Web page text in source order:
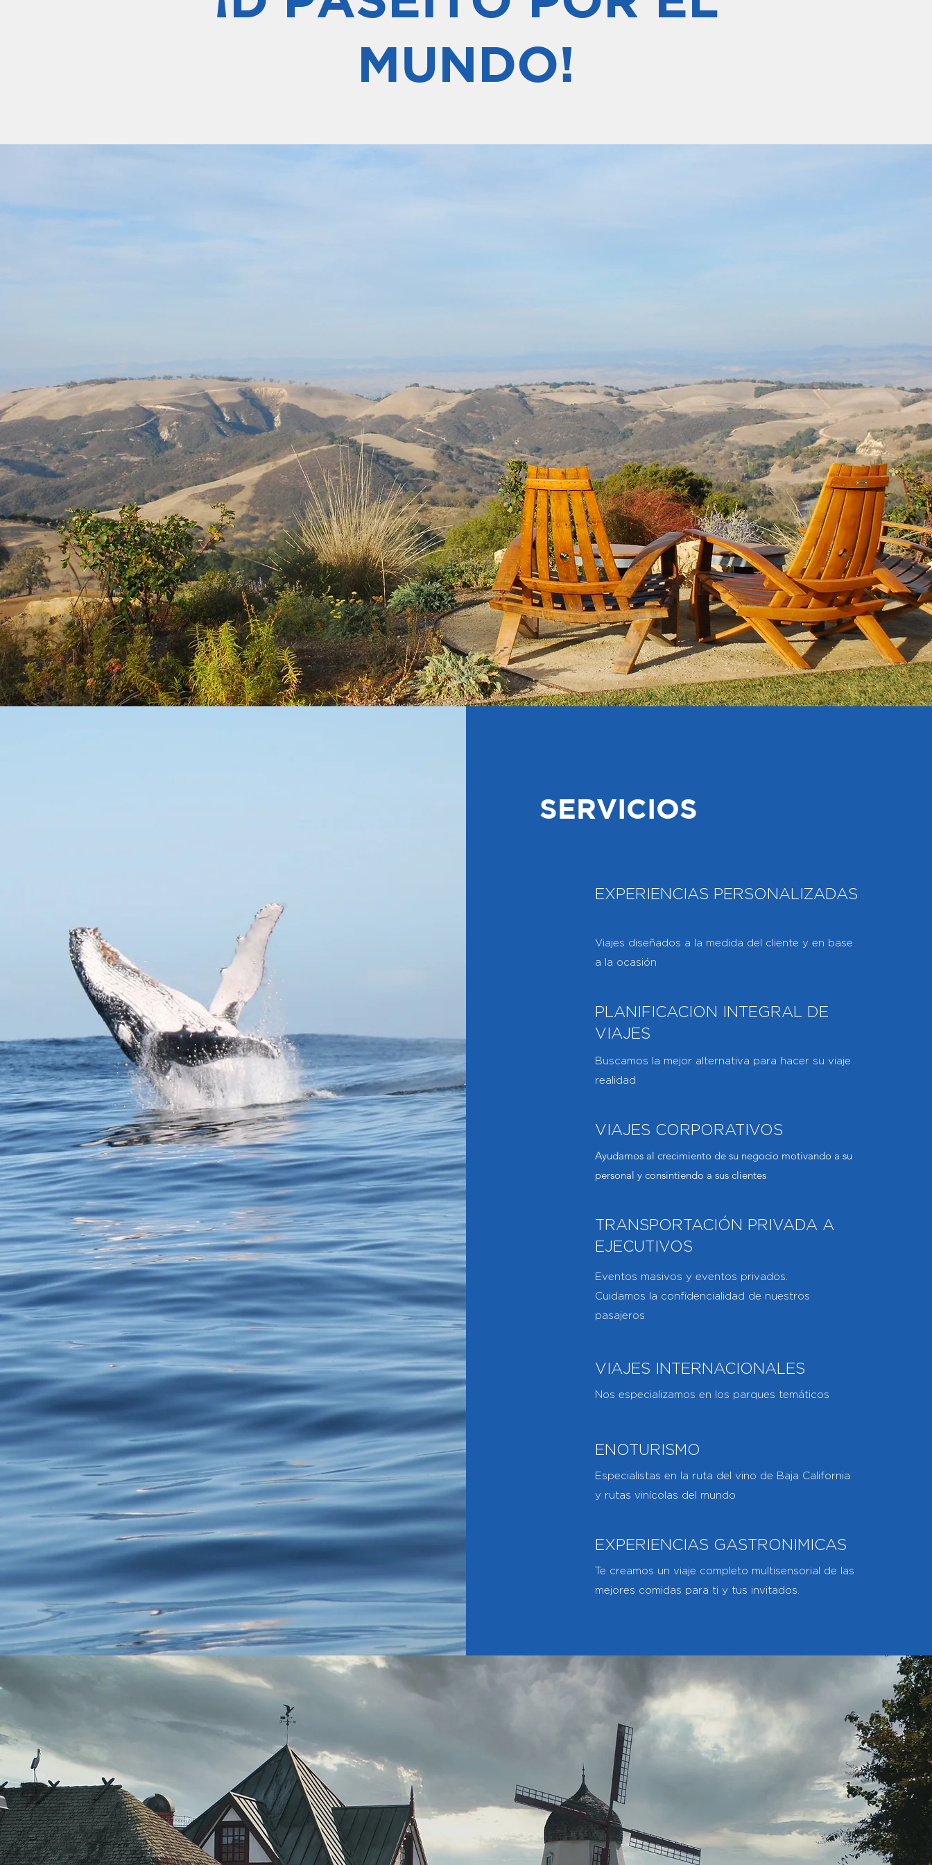
MUNDO!
SERVICIOS
EXPERIENCIAS PERSONALIZADAS
Viajes diseñados a la medida del cliente y en base
a la ocasión
PLANIFICACION INTEGRAL DE
VIAJES
Buscamos la mejor alternativa para hacer su viaje
realidad
VIAJES CORPORATIVOS
Ayudamos al crecimiento de su negocio motivando a su
personal y consintiendo a sus clientes
TRANSPORTACIÓN PRIVADA A
EJECUTIVOS
Eventos masivos y eventos privados.
Cuidamos la confidencialidad de nuestros
pasajeros
VIAJES INTERNACIONALES
Nos especializamos en los parques temáticos
ENOTURISMO
Especialistas en la ruta del vino de Baja California
y rutas vinícolas del mundo
EXPERIENCIAS GASTRONIMICAS
Te creamos un viaje completo multisensorial de las
mejores comidas para ti y tus invitados.